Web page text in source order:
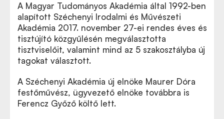
A Magyar Tudományos Akadémia által 1992-ben
alapított Széchenyi Irodalmi és Művészeti
Akadémia 2017. november 27-ei rendes éves és
tisztújító közgyűlésén megválasztotta
tisztviselőit, valamint mind az 5 szakosztályba új
tagokat választott.
A Széchenyi Akadémia új elnöke Maurer Dóra
festőművész, ügyvezető elnöke továbbra is
Ferencz Győző költő lett.